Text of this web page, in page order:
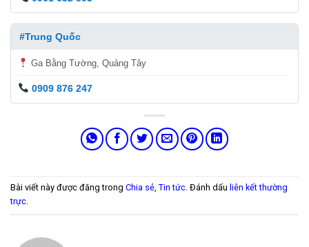
#Trung Quốc
Ga Bằng Tường, Quảng Tây
0909 876 247
Bài viết này được đăng trong Chia sẻ, Tin tức. Đánh dấu liên kết thường
trực.